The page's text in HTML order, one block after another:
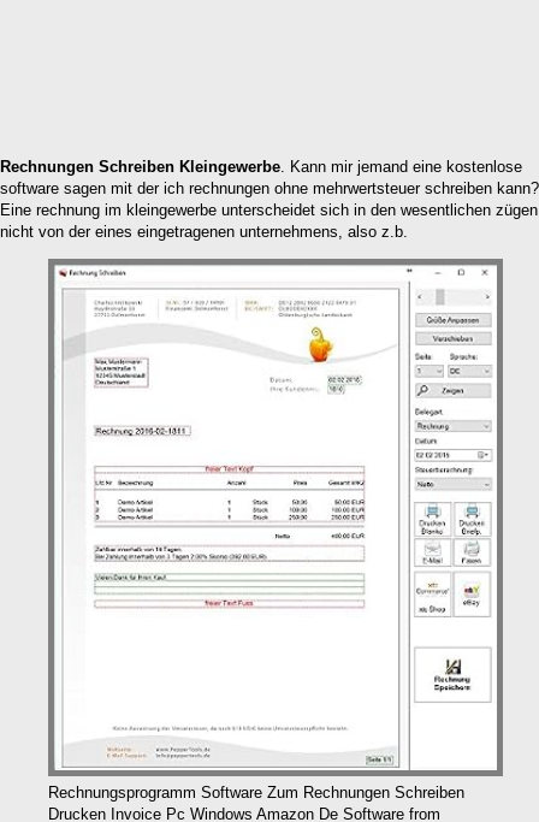
Rechnungen Schreiben Kleingewerbe. Kann mir jemand eine kostenlose
software sagen mit der ich rechnungen ohne mehrwertsteuer schreiben kann?
Eine rechnung im kleingewerbe unterscheidet sich in den wesentlichen zügen
nicht von der eines eingetragenen unternehmens, also z.b.
Rechnungsprogramm Software Zum Rechnungen Schreiben
Drucken Invoice Pc Windows Amazon De Software from